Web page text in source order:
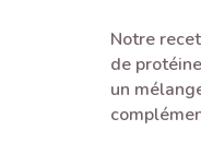
Notre
de
un